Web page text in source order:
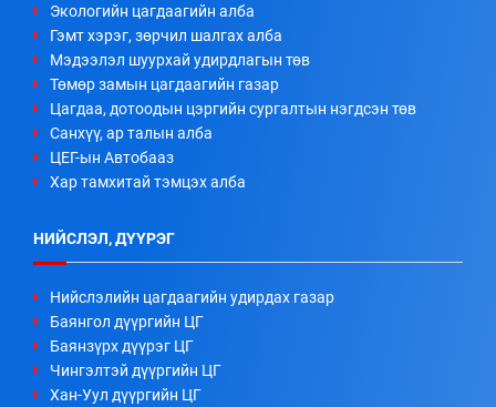
Экологийн цагдаагийн алба
Гэмт хэрэг, зөрчил шалгах алба
Мэдээлэл шуурхай удирдлагын төв
Төмөр замын цагдаагийн газар
Цагдаа, дотоодын цэргийн сургалтын нэгдсэн төв
Санхүү, ар талын алба
ЦЕГ-ын Автобааз
Хар тамхитай тэмцэх алба
НИЙСЛЭЛ, ДҮҮРЭГ
Нийслэлийн цагдаагийн удирдах газар
Баянгол дүүргийн ЦГ
Баянзүрх дүүрэг ЦГ
Чингэлтэй дүүргийн ЦГ
Хан-Уул дүүргийн ЦГ